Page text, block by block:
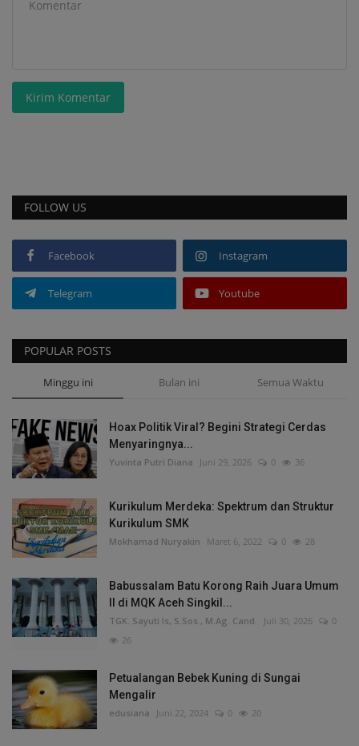
Kirim Komentar
FOLLOW US
Facebook Instagram
Telegram Youtube
POPULAR POSTS
Minggu ini Bulan ini Semua Waktu
Hoax Politik Viral? Begini Strategi Cerdas
Menyaringnya...
Yuvinta Putri Diana Juni 29, 2026 0 36
Kurikulum Merdeka: Spektrum dan Struktur
Kurikulum SMK
Mokhamad Nuryakin Maret 6, 2022 0 28
Babussalam Batu Korong Raih Juara Umum
II di MQK Aceh Singkil...
TGK. Sayuti Is, S.Sos., M.Ag. Cand. Juli 30, 2026
0
26
Petualangan Bebek Kuning di Sungai
Mengalir
edusiana Juni 22, 2024 0 20